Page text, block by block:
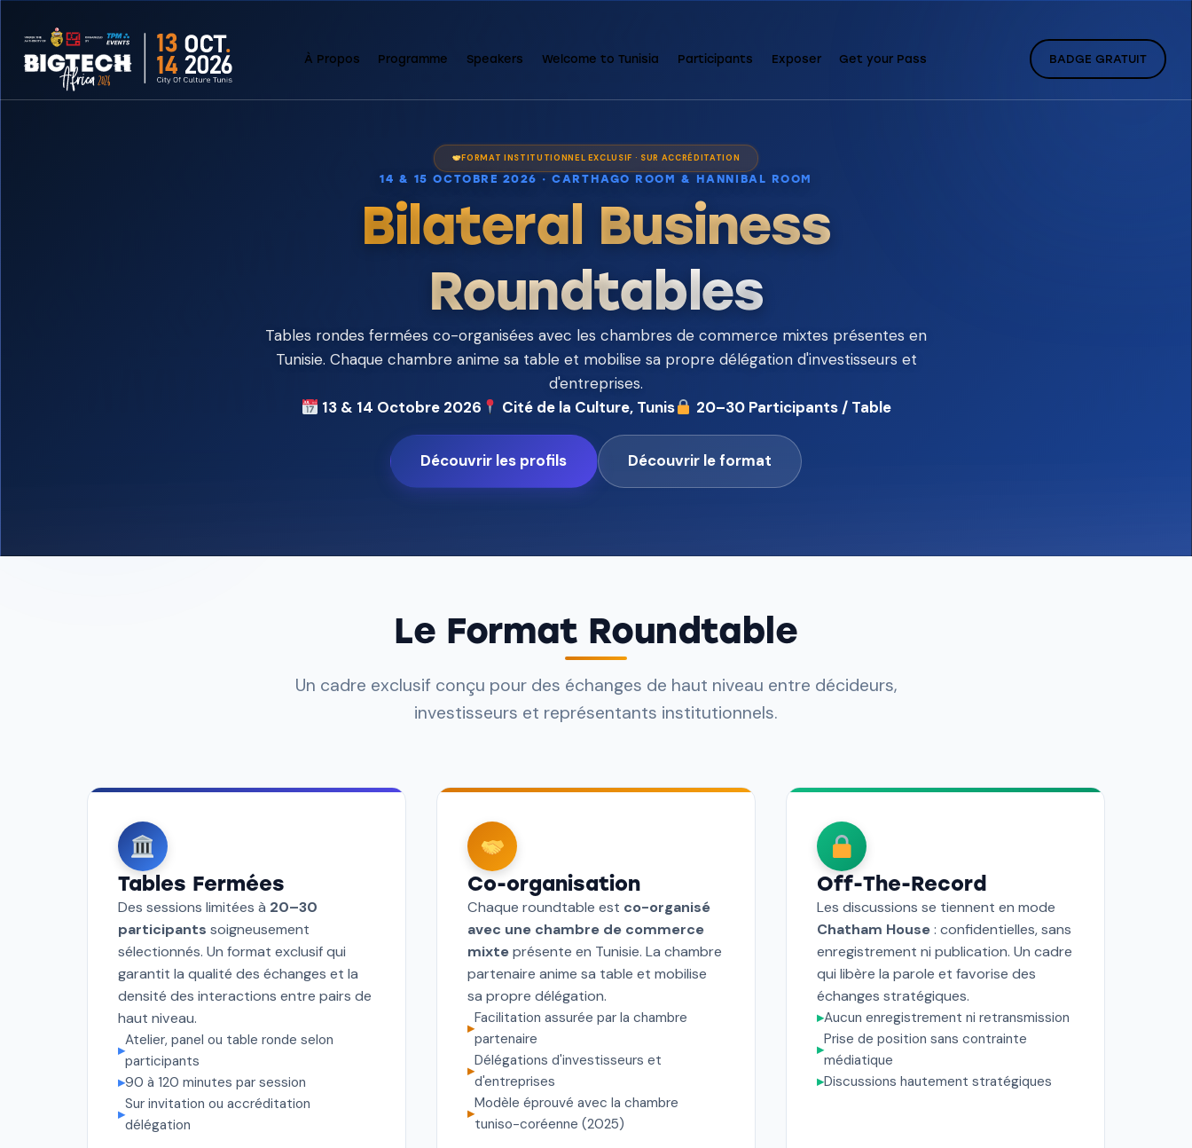
À Propos Programme Speakers Welcome to Tunisia Participants Exposer Get your Pass BADGE GRATUIT
FORMAT INSTITUTIONNEL EXCLUSIF · SUR ACCRÉDITATION
14 & 15 OCTOBRE 2026 · CARTHAGO ROOM & HANNIBAL ROOM
Bilateral Business
Roundtables
Tables rondes fermées co-organisées avec les chambres de commerce mixtes présentes en
Tunisie. Chaque chambre anime sa table et mobilise sa propre délégation d'investisseurs et
d'entreprises.
13 & 14 Octobre 2026
Cité de la Culture, Tunis 20–30 Participants / Table
Découvrir les profils Découvrir le format
Le Format Roundtable
Un cadre exclusif conçu pour des échanges de haut niveau entre décideurs,
investisseurs et représentants institutionnels.
Tables Fermées
Des sessions limitées à 20–30
participants soigneusement
sélectionnés. Un format exclusif qui
garantit la qualité des échanges et la
densité des interactions entre pairs de
haut niveau.
▸
Atelier, panel ou table ronde selon
participants
▸90 à 120 minutes par session
▸
Sur invitation ou accréditation
délégation
Co-organisation
Chaque roundtable est co-organisé
avec une chambre de commerce
mixteprésente en Tunisie. La chambre
partenaire anime sa table et mobilise
sa propre délégation.
▸
Facilitation assurée par la chambre
partenaire
▸
Délégations d'investisseurs et
d'entreprises
▸
Modèle éprouvé avec la chambre
tuniso-coréenne (2025)
Off-The-Record
Les discussions se tiennent en mode
Chatham House: confidentielles, sans
enregistrement ni publication. Un cadre
qui libère la parole et favorise des
échanges stratégiques.
▸Aucun enregistrement ni retransmission
▸
Prise de position sans contrainte
médiatique
▸Discussions hautement stratégiques